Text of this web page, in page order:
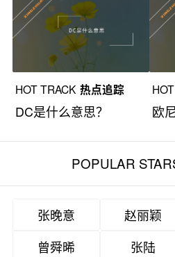
HOT TRACK 热点追踪
DC是什么意思？ 欧
POPULAR
张晚意 赵丽颖
曾舜晞
张陆